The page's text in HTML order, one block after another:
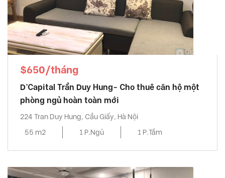
$650/tháng
D’Capital Trần Duy Hung- Cho thuê căn hộ một
phòng ngủ hoàn toàn mới
224 Tran Duy Hung, Cầu Giấy, Hà Nội
55 m2
1 P.Ngủ 1 P.Tắm